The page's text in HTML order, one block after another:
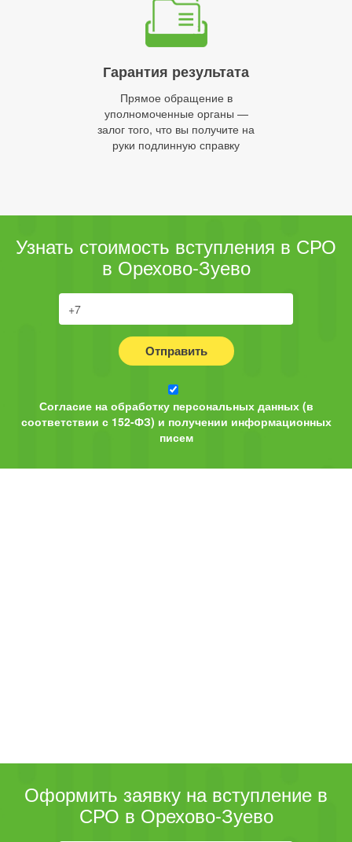
Гарантия результата
Прямое обращение в
уполномоченные органы —
залог того, что вы получите на
руки подлинную справку
Узнать стоимость вступления в СРО
в Орехово-Зуево
Отправить
Согласие на обработку персональных данных (в
соответствии с 152-ФЗ) и получении информационных
писем
Оформить заявку на вступление в
СРО в Орехово-Зуево